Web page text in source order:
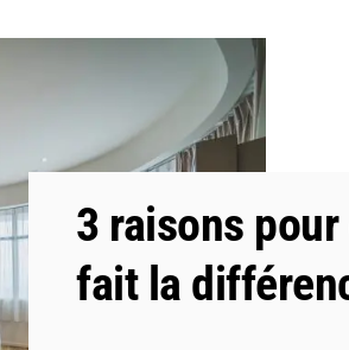
3 raisons
fait la